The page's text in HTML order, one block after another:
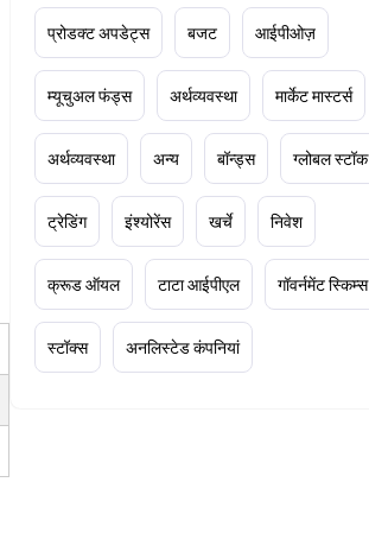
प्रोडक्ट अपडेट्स बजट आईपीओज़
म्यूचुअल फंड्स अर्थव्यवस्था मार्केट मास्टर्स
अर्थव्यवस्था अन्य बॉन्ड्स ग्लोबल स्टॉक
ट्रेडिंग इंश्योरेंस खर्चे निवेश
क्रूड ऑयल टाटा आईपीएल गॉवर्नमेंट स्किम्स
स्टॉक्स अनलिस्टेड कंपनियां